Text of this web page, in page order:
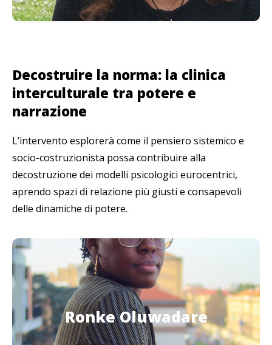
Decostruire la norma: la clinica
interculturale tra potere e
narrazione
L’intervento esplorerà come il pensiero sistemico e
socio-costruzionista possa contribuire alla
decostruzione dei modelli psicologici eurocentrici,
aprendo spazi di relazione più giusti e consapevoli
delle dinamiche di potere.
Ronke Oluwadare
Ronke Oluwadare
Psicoterapeuta sistemica socio-costruzionista